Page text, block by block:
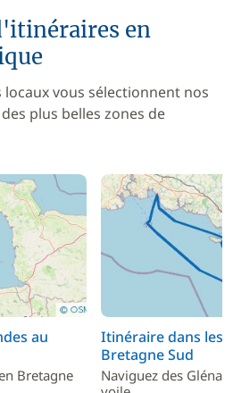
en
vous sélectionnent nos
plus belles zones de
au
Bretagne
Itinéraire dans les
Bretagne Sud
Naviguez des